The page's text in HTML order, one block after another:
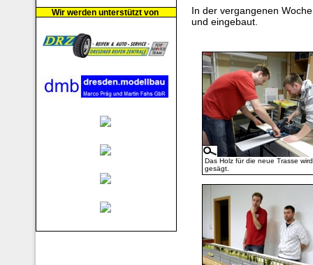
In der vergangenen
und eingebaut.
Das Holz für die neue Trasse
gesägt.
Wir werden unterstützt von